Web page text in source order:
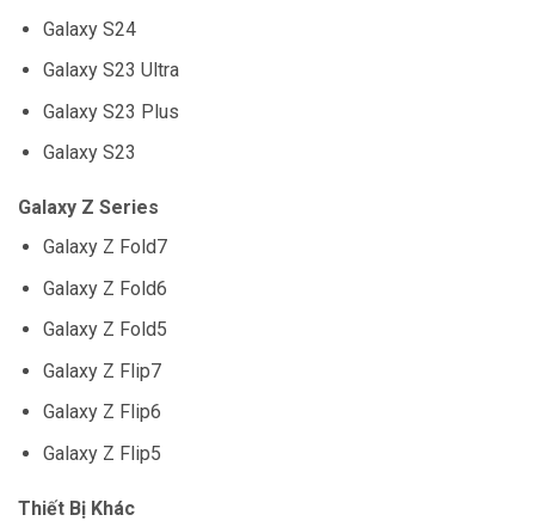
Galaxy S24
Galaxy S23 Ultra
Galaxy S23 Plus
Galaxy S23
Galaxy Z Series
Galaxy Z Fold7
Galaxy Z Fold6
Galaxy Z Fold5
Galaxy Z Flip7
Galaxy Z Flip6
Galaxy Z Flip5
Thiết Bị Khác